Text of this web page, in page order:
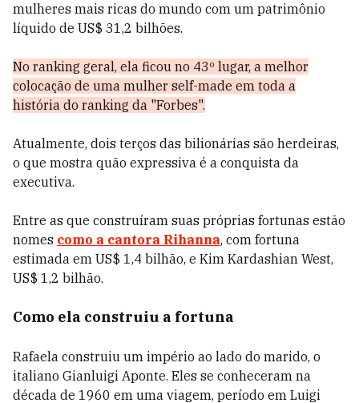
mulheres mais ricas do mundo com um patrimônio
líquido de US$ 31,2 bilhões.
No ranking geral, ela ficou no 43º lugar, a melhor
colocação de uma mulher self-made em toda a
história do ranking da "Forbes".
Atualmente, dois terços das bilionárias são herdeiras,
o que mostra quão expressiva é a conquista da
executiva.
Entre as que construíram suas próprias fortunas estão
nomes como a cantora Rihanna, com fortuna
estimada em US$ 1,4 bilhão, e Kim Kardashian West,
US$ 1,2 bilhão.
Como ela construiu a fortuna
Rafaela construiu um império ao lado do marido, o
italiano Gianluigi Aponte. Eles se conheceram na
década de 1960 em uma viagem, período em Luigi